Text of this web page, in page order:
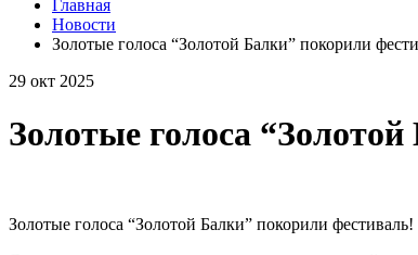
Главная
Новости
Золотые голоса “Золотой Балки” покорили
29 окт 2025
Золотые голоса
Золотые голоса “Золотой Балки” покорили фестиваль!